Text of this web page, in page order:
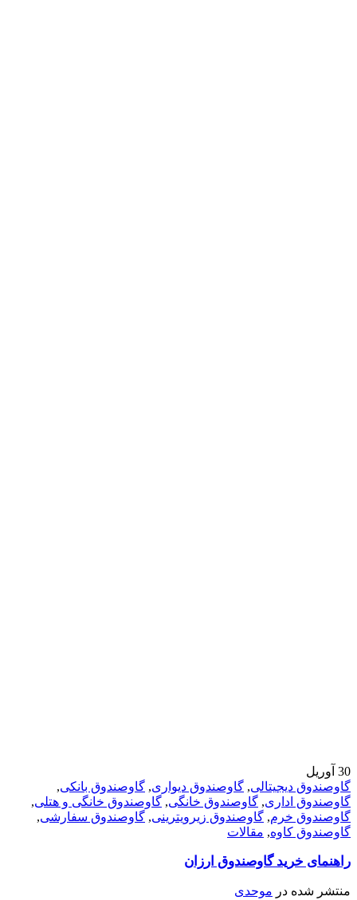
30 آوریل
گاوصندوق دیجیتالی, گاوصندوق دیواری, گاوصندوق بانکی,
گاوصندوق اداری, گاوصندوق خانگی, گاوصندوق خانگی و هتلی,
گاوصندوق خرم, گاوصندوق زیرویترینی, گاوصندوق سفارشی,
گاوصندوق کاوه, مقالات
راهنمای خرید گاوصندوق ارزان
منتشر شده در موحدی